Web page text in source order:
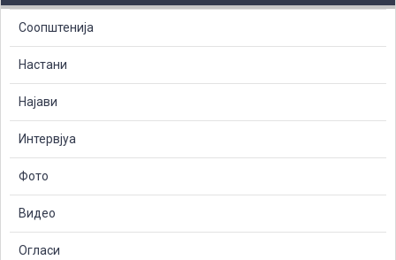
Соопштенија
Настани
Најави
Интервјуа
Фото
Видео
Огласи